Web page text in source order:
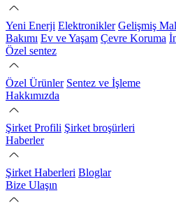
Yeni Enerji Elektronikler Gelişmiş
Bakımı Ev ve Yaşam Çevre Koruma
Özel sentez
Özel Ürünler Sentez ve İşleme
Hakkımızda
Şirket Profili Şirket broşürleri
Haberler
Şirket Haberleri Bloglar
Bize Ulaşın